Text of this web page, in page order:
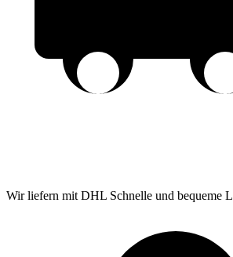
Wir liefern mit DHL Schnelle und bequeme